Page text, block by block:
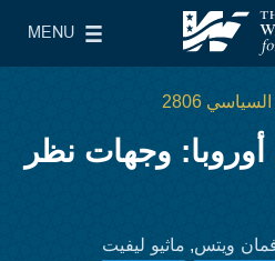
الأدنى
MENU
Main Menu
2806
وجهات نظر
ويتس, ماثيو ليفيت